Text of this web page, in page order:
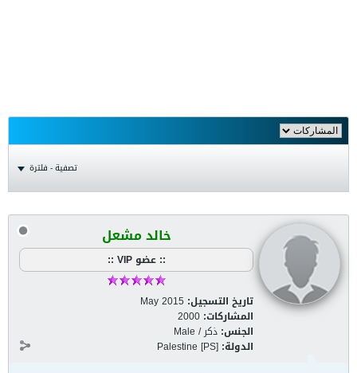
تصفية - فلترة
خالد مشعل
:: عضو VIP ::
تاريخ التسجيل: May 2015
المشاركات: 2000
الجنس: ذكر / Male
الدولة: Palestine [PS]